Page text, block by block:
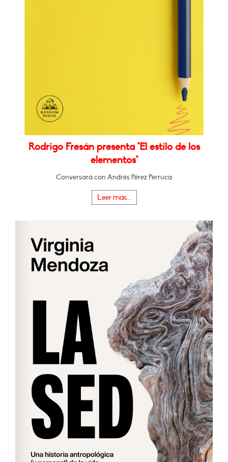
Rodrigo Fresán presenta "El estilo de los
elementos"
Conversará con Andrés Pérez Perruca
Leer más...